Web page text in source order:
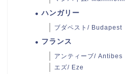
ハンガリー
ブダペスト/ Budapest
フランス
アンティーブ/ Antibes
エズ/ Eze